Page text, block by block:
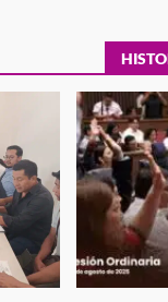
Abasto